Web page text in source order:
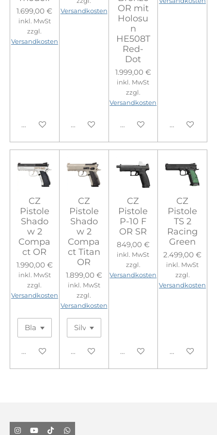
1.699,00 €
inkl. MwSt
zzgl.
Versandkosten
In den Warenkorb
Versandkosten
In den Warenkorb
OR mit
Holosu
n
HE508T
Red-
Dot
1.999,00 €
inkl. MwSt
zzgl.
Versandkosten
In den WarenkorbIn den
CZ
Pistole
Shado
w 2
Compa
ct OR
1.990,00 €
inkl. MwSt
zzgl.
Versandkosten
In den Warenkorb
CZ
Pistole
Shado
w 2
Compa
ct Titan
OR
1.899,00 €
inkl. MwSt
zzgl.
Versandkosten
In den Warenkorb
CZ
Pistole
P-10 F
OR SR
849,00 €
inkl. MwSt
zzgl.
Versandkosten
In den Warenkorb
CZ
Pistole
TS 2
Racing
Green
2.499,00 €
inkl. MwSt
zzgl.
Versandkosten
In den
I Y T W